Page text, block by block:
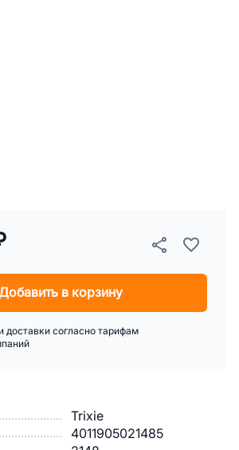
Trixie
4011905021485
в корзину
доставки согласно тарифам